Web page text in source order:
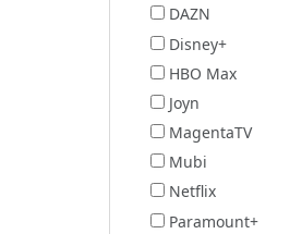
DAZN
Disney+
HBO Max
Joyn
MagentaTV
Mubi
Netflix
Paramount+